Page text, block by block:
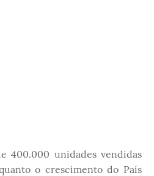
400.000 unidades vendidas
o crescimento do País